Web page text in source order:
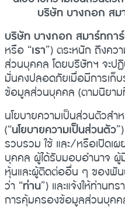
บริษัท บางกอก สม
บริษัท บางกอก สมาร์ทกา
หรือ “เรา”) ตระหนัก ถึงค
ส่วนบุคคล โดยบริษัทฯ จะป
มั่นคงปลอดภัยเมื่อมีการเก็
ข้อมูลส่วนบุคคล (ตามนิยาม
นโยบายความเป็นส่วนตัวส
(“นโยบายความเป็นส่วนตัว
รวบรวม ใช้ และ/หรือเปิด
บุคคล ผู้ได้รับมอบอำนาจ
หุ้นและผู้ติดต่ออื่น ๆ ของพั
ว่า “ท่าน”) และแจ้งให้ท่านท
การคุ้มครองข้อมูลส่วนบุค